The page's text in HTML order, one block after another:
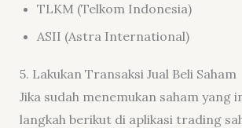
TLKM (Telkom Indonesia)
ASII (Astra International)
5. Lakukan Transaksi Jual Beli Saham
Jika sudah menemukan saham yang
langkah berikut di aplikasi trading